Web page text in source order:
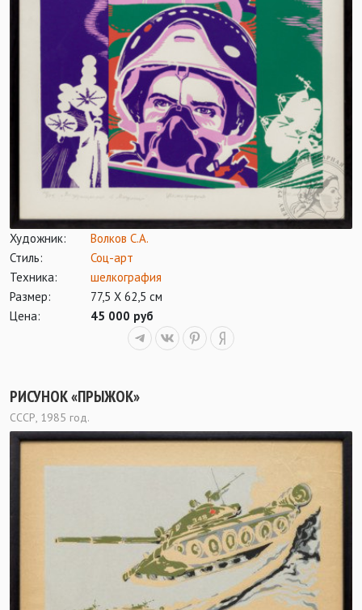
Художник:
Волков С.А.
Стиль:
Соц-арт
Техника:
шелкография
Размер:
77,5 Х 62,5 см
Цена:
45 000 руб
РИСУНОК «ПРЫЖОК»
СССР, 1985 год.